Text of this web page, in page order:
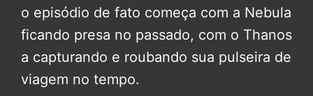
o episódio de fato começa com a Nebula
ficando presa no passado, com o Thanos
a capturando e roubando sua pulseira de
viagem no tempo.